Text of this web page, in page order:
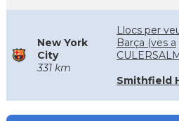
New York
City
331 km
Llocs per
Barça (ves a
Smithfield